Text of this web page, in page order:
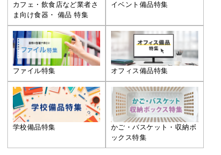
カフェ・飲食店など業者さ
ま向け食器・ 備品 特集
イベント備品特集
ファイル特集 オフィス備品特集
学校備品特集
かご・バスケット・収納ボ
ックス特集